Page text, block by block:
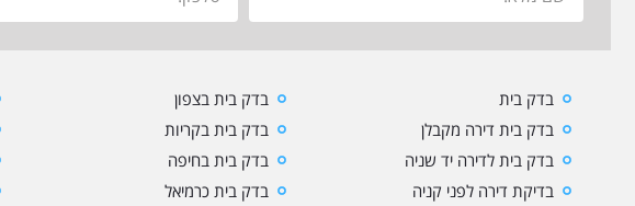
בדק בית
בדק בית דירה מקבלן
בדק בית לדירה יד שניה
בדיקת דירה לפני קניה
בדק בית בצפון
בדק בית בקריות
בדק בית בחיפה
בדק בית כרמיאל